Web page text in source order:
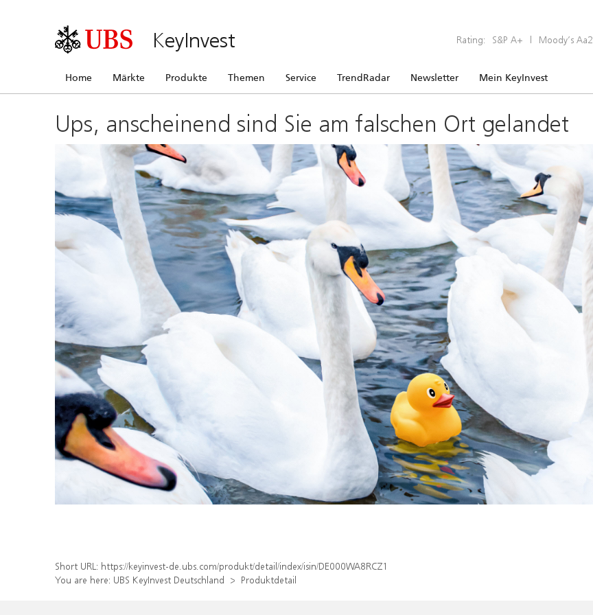
KeyInvest Rating: S&P A+ | Moody’s Aa2
Home Märkte Produkte Themen Service TrendRadar Newsletter Mein KeyInvest
Ups, anscheinend sind Sie am falschen Ort gelandet
Short URL: https://keyinvest-de.ubs.com/produkt/detail/index/isin/DE000WA8RCZ1
You are here: UBS KeyInvest Deutschland Produktdetail